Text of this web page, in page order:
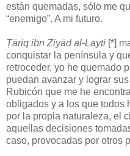
están quemadas, sólo me
“enemigo”. A mi futuro.
Ṭāriq ibn Ziyād al-Layti [*]
conquistar la península y
retroceder, yo he quemado
puedan avanzar y lograr
Rubicón que me he
obligados y a los que todos
por la propia naturaleza, el
aquellas decisiones
caso, provocadas por otros